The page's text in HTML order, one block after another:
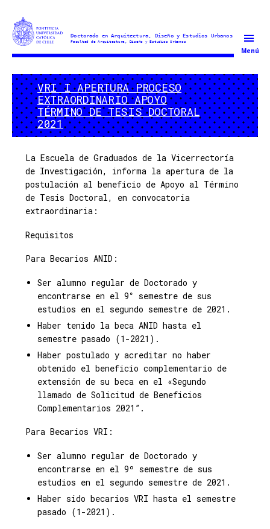
Doctorado
Arquitectura
y
Estudios
Urbanos
Menú
VRI I APERTURA PROCESO
EXTRAORDINARIO APOYO
TÉRMINO DE TESIS DOCTORAL
2021
La Escuela de Graduados de la Vicerrectoría
de Investigación, informa la apertura de la
postulación al beneficio de Apoyo al Término
de Tesis Doctoral, en convocatoria
extraordinaria:
Requisitos
Para Becarios ANID:
Ser alumno regular de Doctorado y
encontrarse en el 9° semestre de sus
estudios en el segundo semestre de 2021.
Haber tenido la beca ANID hasta el
semestre pasado (1-2021).
Haber postulado y acreditar no haber
obtenido el beneficio complementario de
extensión de su beca en el «Segundo
llamado de Solicitud de Beneficios
Complementarios 2021”.
Para Becarios VRI:
Ser alumno regular de Doctorado y
encontrarse en el 9º semestre de sus
estudios en el segundo semestre de 2021.
Haber sido becarios VRI hasta el semestre
pasado (1-2021).